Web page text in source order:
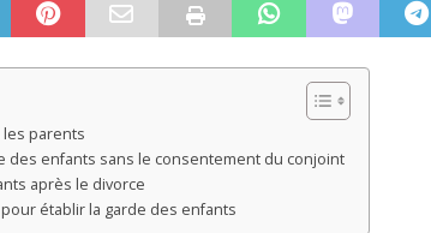
parents
des enfants sans le consentement du conjoint
après le divorce
établir la garde des enfants